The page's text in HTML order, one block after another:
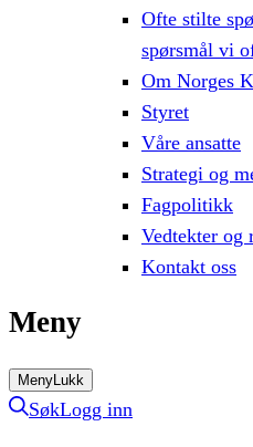
Ofte stilte
spørsmål vi
Om Norges
Styret
Våre ansatte
Strategi og
Fagpolitikk
Vedtekter og
Kontakt oss
Meny
MenyLukk
SøkLogg inn